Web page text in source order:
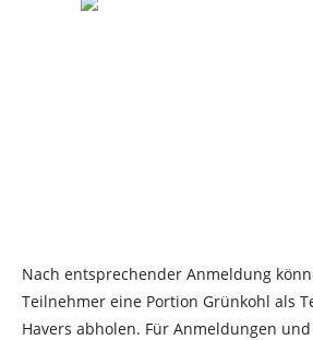
Nach entsprechender Anmeldung
Teilnehmer eine Portion Grünkohl als
Havers abholen. Für Anmeldungen